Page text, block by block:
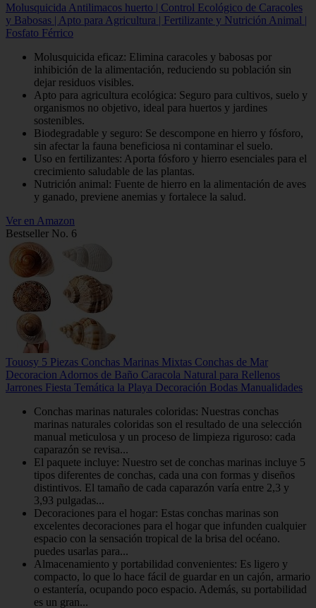
Molusquicida Antilimacos huerto | Control Ecológico de Caracoles
y Babosas | Apto para Agricultura | Fertilizante y Nutrición Animal |
Fosfato Férrico
Molusquicida eficaz: Elimina caracoles y babosas por
inhibición de la alimentación, reduciendo su población sin
dejar residuos visibles.
Apto para agricultura ecológica: Seguro para cultivos, suelo y
organismos no objetivo, ideal para huertos y jardines
sostenibles.
Biodegradable y seguro: Se descompone en hierro y fósforo,
sin afectar la fauna beneficiosa ni contaminar el suelo.
Uso en fertilizantes: Aporta fósforo y hierro esenciales para el
crecimiento saludable de las plantas.
Nutrición animal: Fuente de hierro en la alimentación de aves
y ganado, previene anemias y fortalece la salud.
Ver en Amazon
Bestseller No. 6
Touosy 5 Piezas Conchas Marinas Mixtas Conchas de Mar
Decoracion Adornos de Baño Caracola Natural para Rellenos
Jarrones Fiesta Temática la Playa Decoración Bodas Manualidades
Conchas marinas naturales coloridas​: Nuestras conchas
marinas naturales coloridas son el resultado de una selección
manual meticulosa y un proceso de limpieza riguroso: cada
caparazón se revisa...
El paquete incluye​: Nuestro set de conchas marinas incluye 5
tipos diferentes de conchas, cada una con formas y diseños
distintivos. El tamaño de cada caparazón varía entre 2,3 y
3,93 pulgadas...
Decoraciones para el hogar​: Estas conchas marinas son
excelentes decoraciones para el hogar que infunden cualquier
espacio con la sensación tropical de la brisa del océano.
puedes usarlas para...
Almacenamiento y portabilidad convenientes​: Es ligero y
compacto, lo que lo hace fácil de guardar en un cajón, armario
o estantería, ocupando poco espacio. Además, su portabilidad
es un gran...